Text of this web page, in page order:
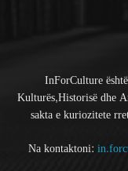
InForCulture
Kulturës,Historisë dhe
sakta e kuriozitete
Na kontaktoni: